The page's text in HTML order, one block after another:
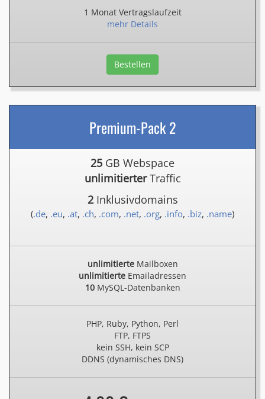
1 Monat Vertragslaufzeit
mehr Details
Bestellen
Premium-Pack 2
25 GB Webspace
unlimitierterTraffic
2Inklusivdomains
(.de, .eu, .at, .ch, .com, .net, .org, .info, .biz, .name)
unlimitierteMailboxen
unlimitierte Emailadressen
10MySQL-Datenbanken
PHP, Ruby, Python, Perl
FTP, FTPS
kein SSH, kein SCP
DDNS (dynamisches DNS)